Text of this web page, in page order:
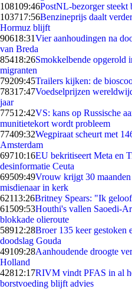
108109:46PostNL-bezorger steekt
103717:56Benzineprijs daalt
Hormuz blijft
90618:31Vier aanhoudingen na
van Breda
85418:26Smokkelbende opgerold
migranten
79209:45Trailers kijken: de
78317:47Voedselprijzen
jaar
77512:42VS: kans op Russische
munitietekort wordt probleem
77409:32Wegpiraat scheurt met
Amsterdam
69710:16EU bekritiseert Meta en
desinformatie Ceuta
69509:49Vrouw krijgt 30
misdienaar in kerk
62113:26Britney Spears: "Ik
61509:53Houthi's vallen Saoedi-
blokkade olieroute
58912:28Broer 135 keer gestoken
doodslag Gouda
49109:28Aanhoudende droogte
Holland
42812:17RIVM vindt PFAS in al
borstvoeding blijft advies